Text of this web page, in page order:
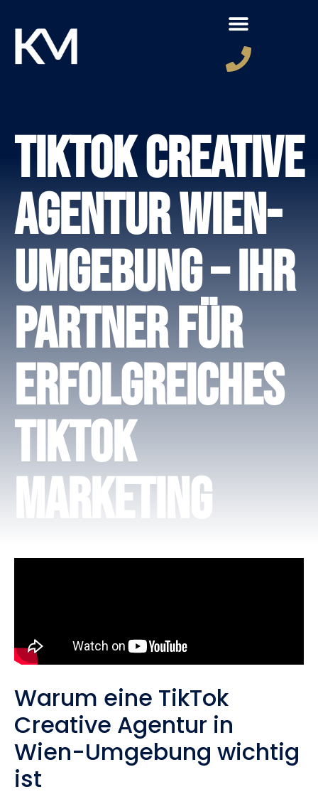
TikTok Creative
Agentur Wien-
Umgebung – Ihr
Partner für
Erfolgreiches
TikTok
Marketing
Warum eine TikTok
Creative Agentur in
Wien-Umgebung wichtig
ist